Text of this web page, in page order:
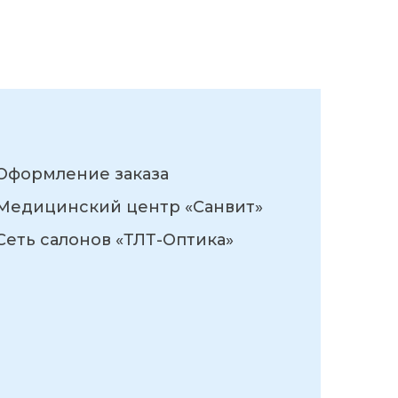
заказа
центр «Санвит»
салонов «ТЛТ-Оптика»